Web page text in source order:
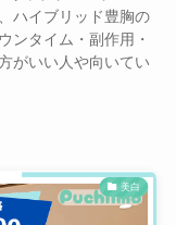
ハイブリッド豊胸の
ンタイム・副作用・
がいい人や向いてい
美白